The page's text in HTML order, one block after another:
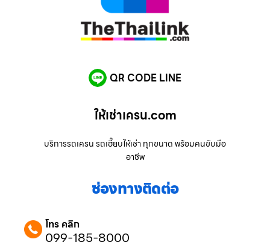
QR CODE LINE
ให้เช่าเครน.com
บริการรถเครน รถเฮี๊ยบให้เช่า ทุกขนาด พร้อมคนขับมือ
อาชีพ
ช่องทางติดต่อ
โทร คลิก
099-185-8000